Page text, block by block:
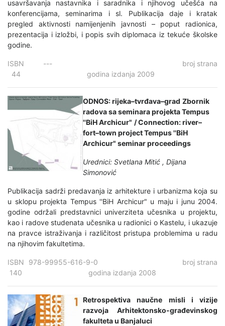
usavršavanja nastavnika i saradnika i njihovog učešća na
konferencijama, seminarima i sl. Publikacija daje i kratak
pregled aktivnosti namijenjenih javnosti – poput radionica,
prezentacija i izložbi, i popis svih diplomaca iz tekuće školske
godine.
ISBN --- broj strana
44 godina izdanja 2009
ODNOS: rijeka–tvrđava–grad Zbornik
radova sa seminara projekta Tempus
''BiH Archicur" / Connection: river–
fort–town project Tempus ''BiH
Archicur" seminar proceedings
Urednici: Svetlana Mitić , Dijana
Simonović
Publikacija sadrži predavanja iz arhitekture i urbanizma koja su
u sklopu projekta Tempus ''BiH Archicur" u maju i junu 2004.
godine održali predstavnici univerziteta učesnika u projektu,
kao i radove studenata učesnika u radionici o Kastelu, i ukazuje
na pravce istraživanja i različitost pristupa problemima u radu
na njihovim fakultetima.
ISBN 978-99955-616-9-0 broj strana
140 godina izdanja 2008
Retrospektiva naučne misli i vizije
razvoja Arhitektonsko-građevinskog
fakulteta u Banjaluci